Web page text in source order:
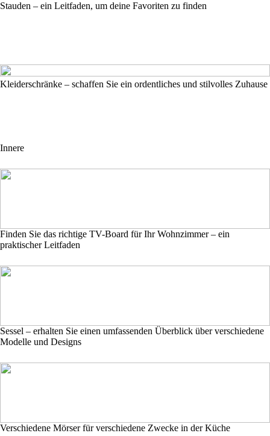
Stauden – ein Leitfaden, um deine Favoriten zu finden
Kleiderschränke – schaffen Sie ein ordentliches und stilvolles Zuhause
Innere
Finden Sie das richtige TV-Board für Ihr Wohnzimmer – ein
praktischer Leitfaden
Sessel – erhalten Sie einen umfassenden Überblick über verschiedene
Modelle und Designs
Verschiedene Mörser für verschiedene Zwecke in der Küche